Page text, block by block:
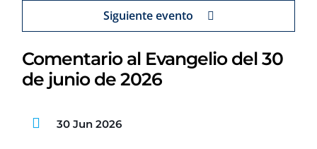
Siguiente evento
Comentario al Evangelio del 30
de junio de 2026
30 Jun 2026